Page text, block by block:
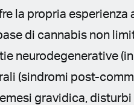
la propria esperienza
di cannabis non
neurodegenerative (in
(sindromi post-
gravidica, disturbi